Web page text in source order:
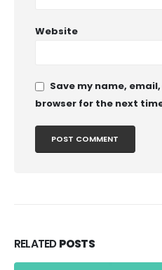
Website
Save my name,
browser for the next
RELATEDPOSTS